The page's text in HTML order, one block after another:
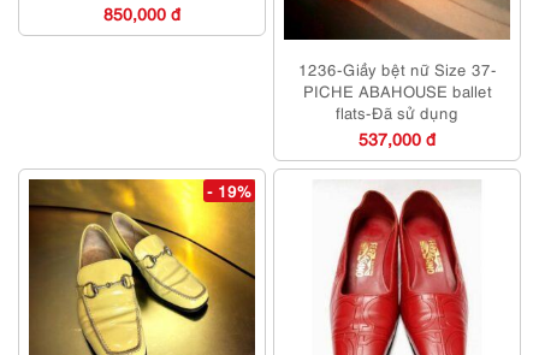
850,000 đ
1236-Giầy bệt nữ Size 37-
PICHE ABAHOUSE ballet
flats-Đã sử dụng
537,000 đ
- 19%